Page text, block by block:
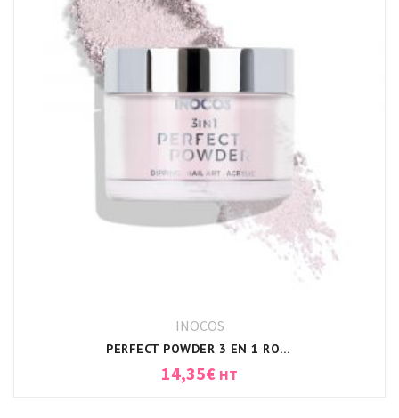
INOCOS
PERFECT POWDER 3 EN 1 ROSE CLAIR TRANSPARENT INOCOS
14,35€ HT